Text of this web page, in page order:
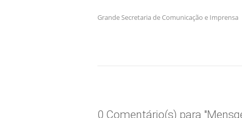
Grande Secretaria de Comunicação e Imprensa
0 Comentário(s) para